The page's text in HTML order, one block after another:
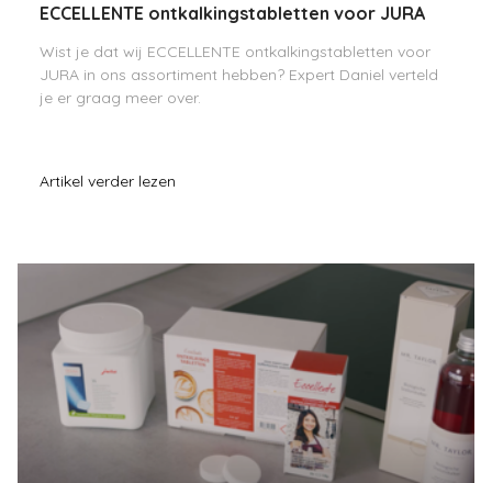
ECCELLENTE ontkalkingstabletten voor JURA
Wist je dat wij ECCELLENTE ontkalkingstabletten voor
JURA in ons assortiment hebben? Expert Daniel verteld
je er graag meer over.
Artikel verder lezen